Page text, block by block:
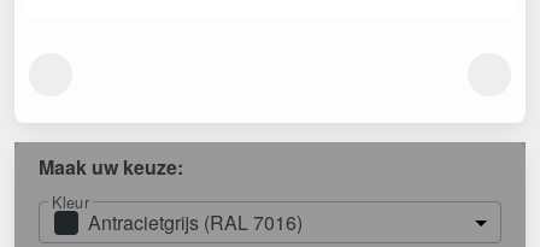
Maak uw keuze:
Kleur
Antracietgrijs (RAL 7016)